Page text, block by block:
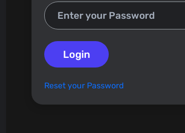
Login
Reset your Password